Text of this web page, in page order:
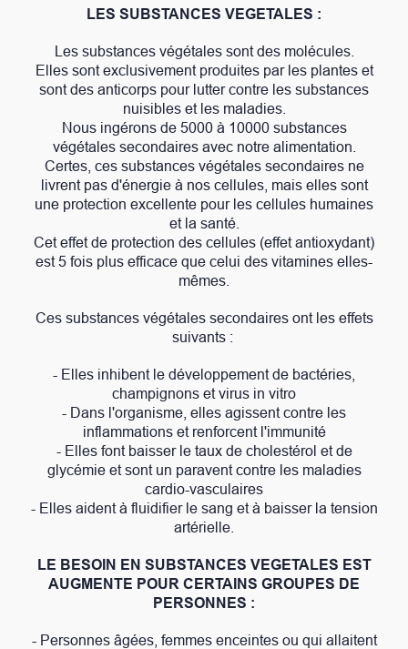
LES SUBSTANCES VEGETALES :
Les substances végétales sont des molécules.
Elles sont exclusivement produites par les plantes et
sont des anticorps pour lutter contre les substances
nuisibles et les maladies.
Nous ingérons de 5000 à 10000 substances
végétales secondaires avec notre alimentation.
Certes, ces substances végétales secondaires ne
livrent pas d'énergie à nos cellules, mais elles sont
une protection excellente pour les cellules humaines
et la santé.
Cet effet de protection des cellules (effet antioxydant)
est 5 fois plus efficace que celui des vitamines elles-
mêmes.
Ces substances végétales secondaires ont les effets
suivants :
- Elles inhibent le développement de bactéries,
champignons et virus in vitro
- Dans l'organisme, elles agissent contre les
inflammations et renforcent l'immunité
- Elles font baisser le taux de cholestérol et de
glycémie et sont un paravent contre les maladies
cardio-vasculaires
- Elles aident à fluidifier le sang et à baisser la tension
artérielle.
LE BESOIN EN SUBSTANCES VEGETALES EST
AUGMENTE POUR CERTAINS GROUPES DE
PERSONNES :
- Personnes âgées, femmes enceintes ou qui allaitent